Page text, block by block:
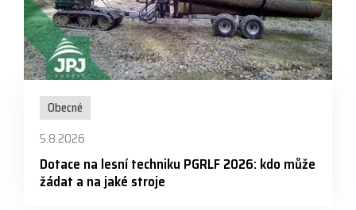
Obecné
5.8.2026
Dotace na lesní techniku PGRLF 2026: kdo může
žádat a na jaké stroje